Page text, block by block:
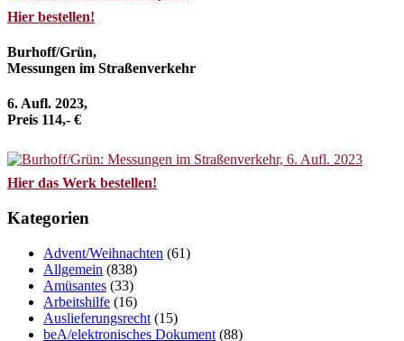
Hier bestellen!
Burhoff/Grün,
Messungen im Straßenverkehr
6. Aufl. 2023,
Preis 114,- €
Hier das Werk bestellen!
Kategorien
Advent/Weihnachten (61)
Allgemein (838)
Amüsantes (33)
Arbeitshilfe (16)
Auslieferungsrecht (15)
beA/elektronisches Dokument (88)